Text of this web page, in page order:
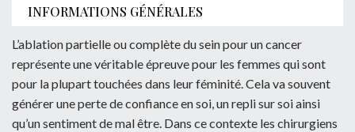
INFORMATIONS GÉNÉRALES
L’ablation partielle ou complète du sein pour un cancer
représente une véritable épreuve pour les femmes qui sont
pour la plupart touchées dans leur féminité. Cela va souvent
générer une perte de confiance en soi, un repli sur soi ainsi
qu’un sentiment de mal être. Dans ce contexte les chirurgiens